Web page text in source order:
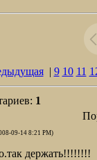
| 9 10 11
: 1
09-14 8:21 PM)
держать!!!!!!!!